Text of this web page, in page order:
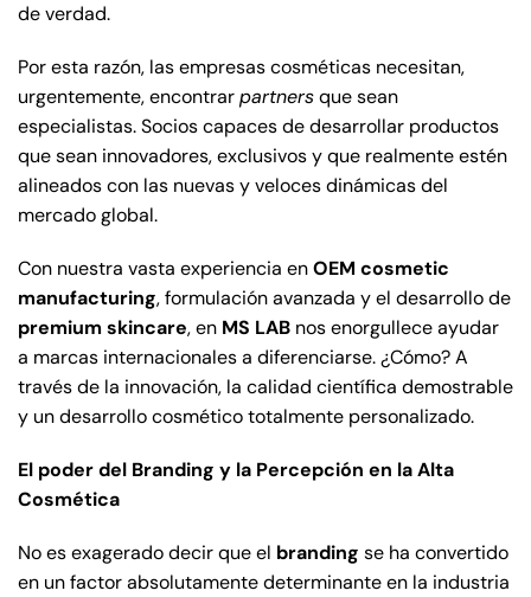
de verdad.
Por esta razón, las empresas cosméticas necesitan,
urgentemente, encontrarpartnersque sean
especialistas. Socios capaces de desarrollar productos
que sean innovadores, exclusivos y que realmente estén
alineados con las nuevas y veloces dinámicas del
mercado global.
Con nuestra vasta experiencia enOEM cosmetic
manufacturing, formulación avanzada y el desarrollo de
premium skincare, en MS LAB nos enorgullece ayudar
a marcas internacionales a diferenciarse. ¿Cómo? A
través de la innovación, la calidad científica demostrable
y un desarrollo cosmético totalmente personalizado.
El poder del Branding y la Percepción en la Alta
Cosmética
No es exagerado decir que el branding se ha convertido
en un factor absolutamente determinante en la industria